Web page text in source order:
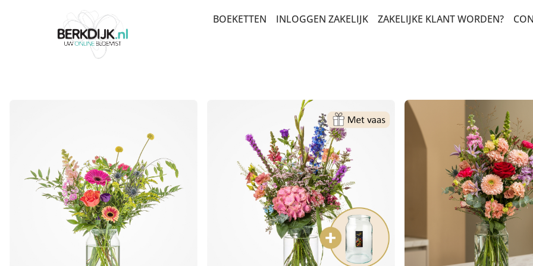
BOEKETTEN
BETERSCHAP EN STERKTE
VERJAARDAG EN FELICITATIE
PLUK EN VELDBOEKETTEN
LUXE-CADEAUBOEKETTEN
MEEST DUURZAME KEUZE
SEIZOENSBOEKETTEN
ROUW EN CONDOLEANCE
INLOGGEN ZAKELIJK ZAKELIJKE KLANT WORDEN?